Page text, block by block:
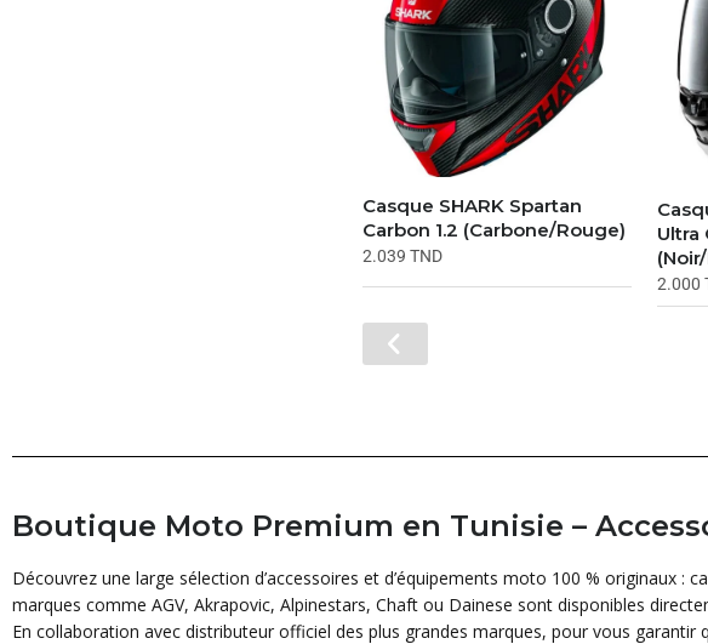
Casque SHARK Spartan
Carbon 1.2 (Carbone/Rouge)
2.039 TND
Ultra
2.000
Boutique Moto Premium en Tunisie –
Découvrez une large sélection d’accessoires et d’équipements moto 100 % originaux
marques comme AGV, Akrapovic, Alpinestars, Chaft ou Dainese sont disponibles
En collaboration avec distributeur officiel des plus grandes marques, pour vous garantir